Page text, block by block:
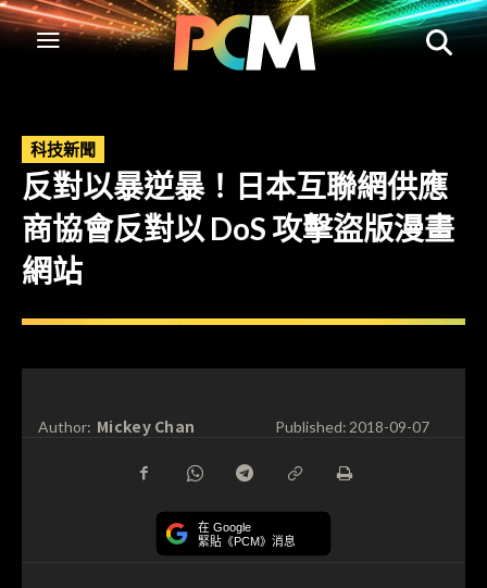
科技新聞
反對以暴逆暴！日本互聯網供應
商協會反對以 DoS 攻擊盜版漫畫
網站
Author: Mickey Chan Published:2018-09-07
在 Google
緊貼《PCM》消息